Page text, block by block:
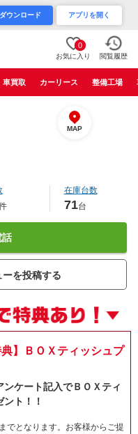
ダウンロード アプリを開く
0
お気に入り 閲覧履歴
車買取 カーリース 整備工場
MAP
在庫台数
71台
話
ーを投稿する
典】ＢＯＸティッシュプ
ンケート記入でＢＯＸティ
ント！！
でとなります。お客様からご提